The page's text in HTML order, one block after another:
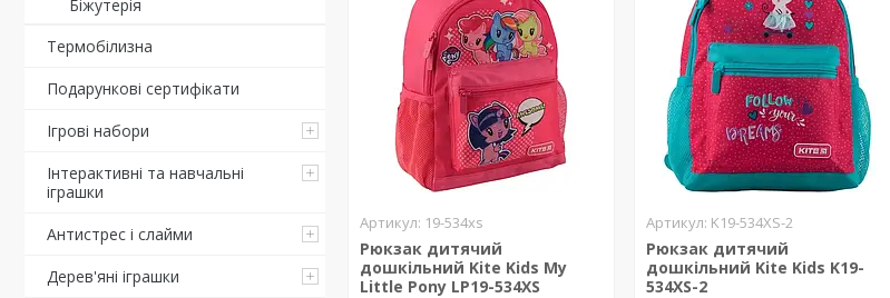
Біжутерія
Термобілизна
Подарункові сертифікати
Ігрові набори
Інтерактивні та навчальні
іграшки
Антистрес і слайми
Дерев'яні іграшки
19-534xs
Рюкзак дитячий
дошкільний Kite Kids My
Little Pony LP19-534XS
K19-534XS-2
Рюкзак дитячий
дошкільний Kite Kids K19-
534XS-2